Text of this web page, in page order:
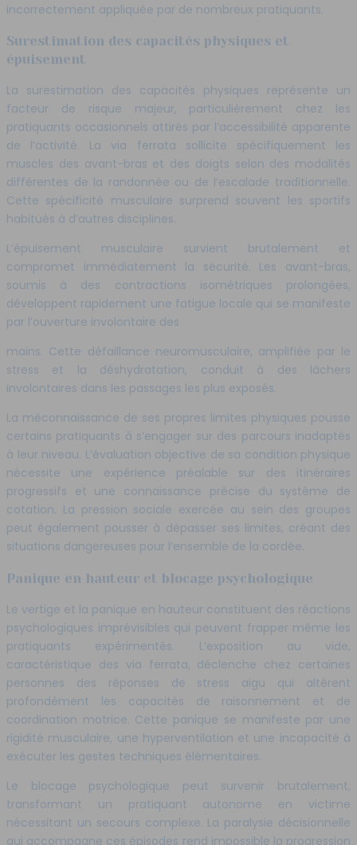
incorrectement appliquée par de nombreux pratiquants.
Surestimation des capacités physiques et
épuisement
La surestimation des capacités physiques représente un
facteur de risque majeur, particulièrement chez les
pratiquants occasionnels attirés par l’accessibilité apparente
de l’activité. La via ferrata sollicite spécifiquement les
muscles des avant-bras et des doigts selon des modalités
différentes de la randonnée ou de l’escalade traditionnelle.
Cette spécificité musculaire surprend souvent les sportifs
habitués à d’autres disciplines.
L’épuisement musculaire survient brutalement et
compromet immédiatement la sécurité. Les avant-bras,
soumis à des contractions isométriques prolongées,
développent rapidement une fatigue locale qui se manifeste
par l’ouverture involontaire des
mains. Cette défaillance neuromusculaire, amplifiée par le
stress et la déshydratation, conduit à des lâchers
involontaires dans les passages les plus exposés.
La méconnaissance de ses propres limites physiques pousse
certains pratiquants à s’engager sur des parcours inadaptés
à leur niveau. L’évaluation objective de sa condition physique
nécessite une expérience préalable sur des itinéraires
progressifs et une connaissance précise du système de
cotation. La pression sociale exercée au sein des groupes
peut également pousser à dépasser ses limites, créant des
situations dangereuses pour l’ensemble de la cordée.
Panique en hauteur et blocage psychologique
Le vertige et la panique en hauteur constituent des réactions
psychologiques imprévisibles qui peuvent frapper même les
pratiquants expérimentés. L’exposition au vide,
caractéristique des via ferrata, déclenche chez certaines
personnes des réponses de stress aigu qui altèrent
profondément les capacités de raisonnement et de
coordination motrice. Cette panique se manifeste par une
rigidité musculaire, une hyperventilation et une incapacité à
exécuter les gestes techniques élémentaires.
Le blocage psychologique peut survenir brutalement,
transformant un pratiquant autonome en victime
nécessitant un secours complexe. La paralysie décisionnelle
qui accompagne ces épisodes rend impossible la progression